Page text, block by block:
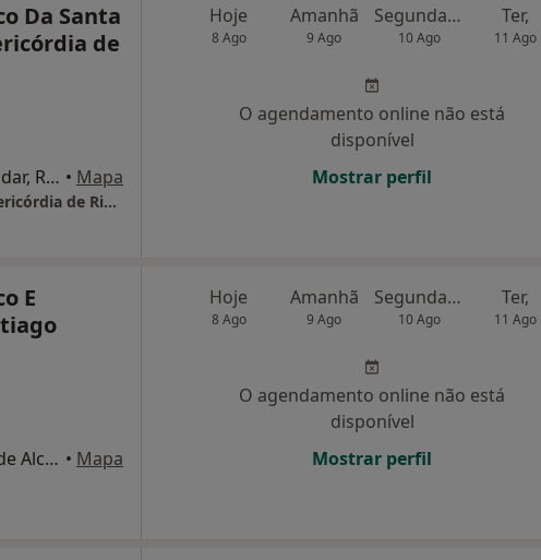
Da Santa
de
Rua António Barata, bloco A ,1º andar, Rio Maior • Mapa
Centro Médico Da Santa Casa Da Misericórdia de Rio Maior
Hoje
8 Ago
Amanhã
9 Ago
Segunda-feira
10 Ago
Ter,
11 Ago
O agendamento online não está
disponível
Mostrar perfil
E
Rua das Eiras Velhas, nº10, Évora de Alcobaça, Alcobaça • Mapa
Hoje
8 Ago
Amanhã
9 Ago
Segunda-feira
10 Ago
Ter,
11 Ago
O agendamento online não está
disponível
Mostrar perfil